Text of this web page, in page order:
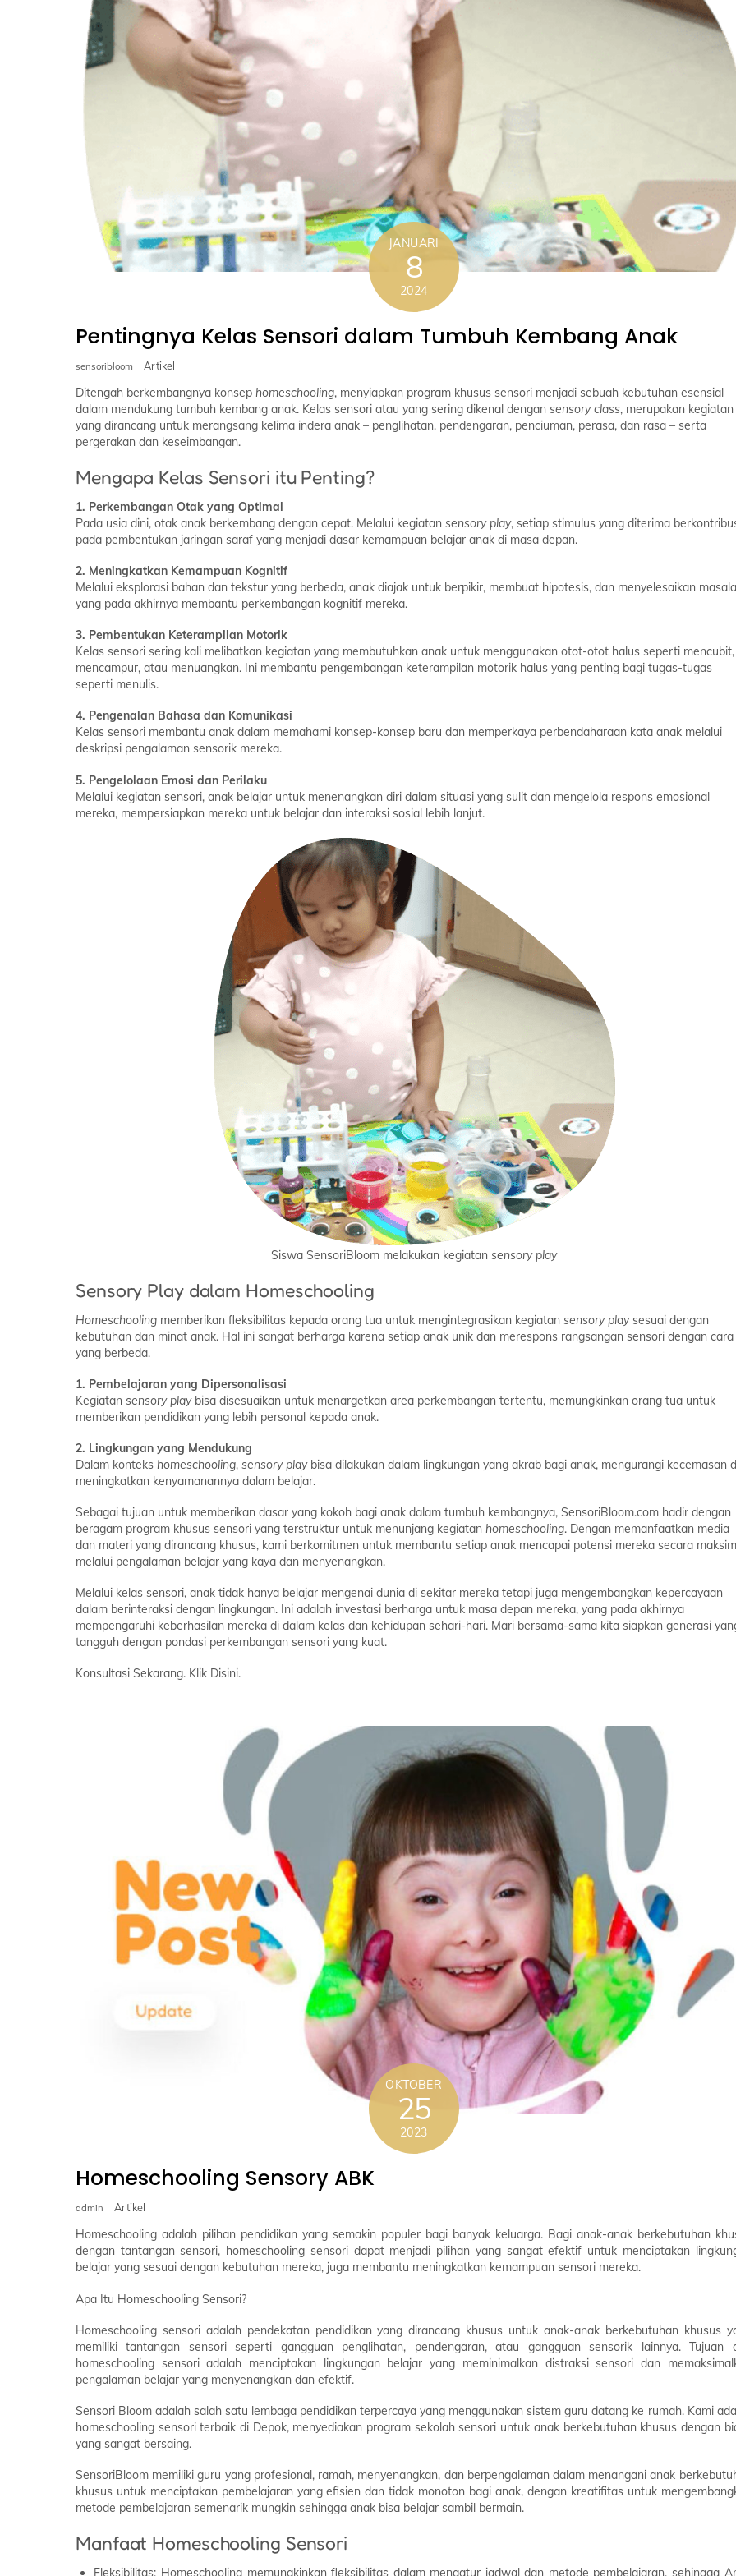
JANUARI
8
2024
Pentingnya Kelas Sensori dalam Tumbuh Kembang Anak
sensoribloom Artikel
Ditengah berkembangnya konsep homeschooling, menyiapkan program khusus sensori menjadi sebuah kebutuhan esensial
dalam mendukung tumbuh kembang anak. Kelas sensori atau yang sering dikenal dengan sensory class, merupakan kegiatan
yang dirancang untuk merangsang kelima indera anak – penglihatan, pendengaran, penciuman, perasa, dan rasa – serta
pergerakan dan keseimbangan.
Mengapa Kelas Sensori itu Penting?
1. Perkembangan Otak yang Optimal
Pada usia dini, otak anak berkembang dengan cepat. Melalui kegiatan sensory play, setiap stimulus yang diterima
pada pembentukan jaringan saraf yang menjadi dasar kemampuan belajar anak di masa depan.
2. Meningkatkan Kemampuan Kognitif
Melalui eksplorasi bahan dan tekstur yang berbeda, anak diajak untuk berpikir, membuat hipotesis, dan menyelesaikan
yang pada akhirnya membantu perkembangan kognitif mereka.
3. Pembentukan Keterampilan Motorik
Kelas sensori sering kali melibatkan kegiatan yang membutuhkan anak untuk menggunakan otot-otot halus seperti mencubit,
mencampur, atau menuangkan. Ini membantu pengembangan keterampilan motorik halus yang penting bagi tugas-tugas
seperti menulis.
4. Pengenalan Bahasa dan Komunikasi
Kelas sensori membantu anak dalam memahami konsep-konsep baru dan memperkaya perbendaharaan kata anak melalui
deskripsi pengalaman sensorik mereka.
5. Pengelolaan Emosi dan Perilaku
Melalui kegiatan sensori, anak belajar untuk menenangkan diri dalam situasi yang sulit dan mengelola respons emosional
mereka, mempersiapkan mereka untuk belajar dan interaksi sosial lebih lanjut.
Siswa SensoriBloom melakukan kegiatan sensory play
Sensory Play dalam Homeschooling
Homeschooling memberikan fleksibilitas kepada orang tua untuk mengintegrasikan kegiatan sensory playsesuai dengan
kebutuhan dan minat anak. Hal ini sangat berharga karena setiap anak unik dan merespons rangsangan sensori dengan cara
yang berbeda.
1. Pembelajaran yang Dipersonalisasi
Kegiatan sensory play bisa disesuaikan untuk menargetkan area perkembangan tertentu, memungkinkan orang tua untuk
memberikan pendidikan yang lebih personal kepada anak.
2. Lingkungan yang Mendukung
Dalam konteks homeschooling, sensory playbisa dilakukan dalam lingkungan yang akrab bagi anak, mengurangi kecemasan
meningkatkan kenyamanannya dalam belajar.
Sebagai tujuan untuk memberikan dasar yang kokoh bagi anak dalam tumbuh kembangnya, SensoriBloom.com hadir dengan
beragam program khusus sensori yang terstruktur untuk menunjang kegiatan homeschooling. Dengan memanfaatkan media
dan materi yang dirancang khusus, kami berkomitmen untuk membantu setiap anak mencapai potensi mereka secara
melalui pengalaman belajar yang kaya dan menyenangkan.
Melalui kelas sensori, anak tidak hanya belajar mengenai dunia di sekitar mereka tetapi juga mengembangkan kepercayaan
dalam berinteraksi dengan lingkungan. Ini adalah investasi berharga untuk masa depan mereka, yang pada akhirnya
mempengaruhi keberhasilan mereka di dalam kelas dan kehidupan sehari-hari. Mari bersama-sama kita siapkan generasi
tangguh dengan pondasi perkembangan sensori yang kuat.
Konsultasi Sekarang. Klik Disini.
OKTOBER
25
2023
Homeschooling Sensory ABK
admin Artikel
Homeschooling adalah pilihan pendidikan yang semakin populer bagi banyak keluarga. Bagi anak-anak berkebutuhan
dengan tantangan sensori, homeschooling sensori dapat menjadi pilihan yang sangat efektif untuk menciptakan
belajar yang sesuai dengan kebutuhan mereka, juga membantu meningkatkan kemampuan sensori mereka.
Apa Itu Homeschooling Sensori?
Homeschooling sensori adalah pendekatan pendidikan yang dirancang khusus untuk anak-anak berkebutuhan khusus
memiliki tantangan sensori seperti gangguan penglihatan, pendengaran, atau gangguan sensorik lainnya. Tujuan
homeschooling sensori adalah menciptakan lingkungan belajar yang meminimalkan distraksi sensori dan
pengalaman belajar yang menyenangkan dan efektif.
Sensori Bloom adalah salah satu lembaga pendidikan terpercaya yang menggunakan sistem guru datang ke rumah. Kami
homeschooling sensori terbaik di Depok, menyediakan program sekolah sensori untuk anak berkebutuhan khusus dengan
yang sangat bersaing.
SensoriBloom memiliki guru yang profesional, ramah, menyenangkan, dan berpengalaman dalam menangani anak
khusus untuk menciptakan pembelajaran yang efisien dan tidak monoton bagi anak, dengan kreatifitas untuk
metode pembelajaran semenarik mungkin sehingga anak bisa belajar sambil bermain.
Manfaat Homeschooling Sensori
Fleksibilitas: Homeschooling memungkinkan fleksibilitas dalam mengatur jadwal dan metode pembelajaran, sehingga